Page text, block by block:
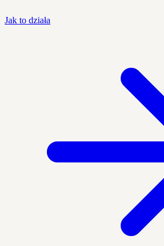
Jak to działa